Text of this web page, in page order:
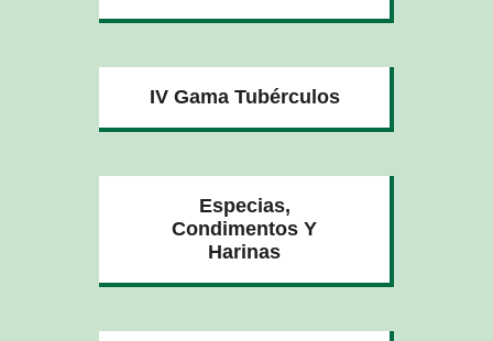
IV Gama Tubérculos
Especias,
Condimentos Y
Harinas